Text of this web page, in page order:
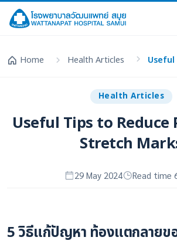
Home Health Articles Useful Tips
Health Articles
Useful Tips to Reduce
Stretch
29 May 2024 Read time
5 วิธีแก้ปัญหา ท้องแตกลาย